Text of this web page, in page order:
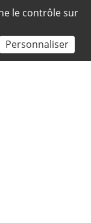
le contrôle sur
Personnaliser